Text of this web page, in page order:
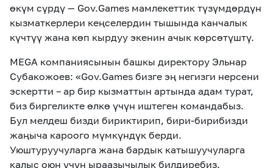
өкүм сүрдү — Gov.Games мамлекеттик түзүмдөрдүн
кызматкерлери кеңселердин тышында канчалык
күчтүү жана көп кырдуу экенин ачык көрсөтүштү.
MEGA компаниясынын башкы директору Эльнар
Субакожоев: «Gov.Games бизге эң негизги нерсени
эскертти – ар бир кызматтын артында адам турат,
биз биргеликте өлкө үчүн иштеген командабыз.
Бул мелдеш бизди бириктирип, бири-бирибизди
жаңыча кароого мүмкүндүк берди.
Уюштуруучуларга жана бардык катышуучуларга
калыс оюн үчүн ыраазычылык билдиребиз.